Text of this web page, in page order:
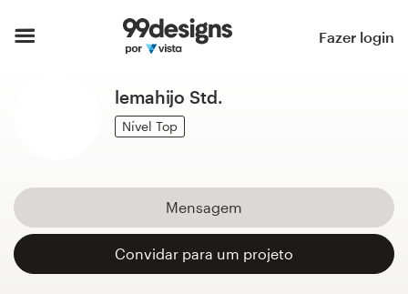
Fazer login
lemahijo Std.
Nível Top
Mensagem
Convidar para um projeto
Página inicial
Como funciona
99designs Pro